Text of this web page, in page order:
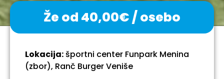
Že od 40,00€ / osebo
Lokacija:športni center Funpark Menina
(zbor), Ranč Burger Veniše